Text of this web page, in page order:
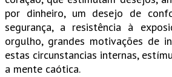
por dinheiro, um desejo de
segurança, a resistência à
orgulho, grandes motivações de
estas circunstancias internas,
a mente caótica.